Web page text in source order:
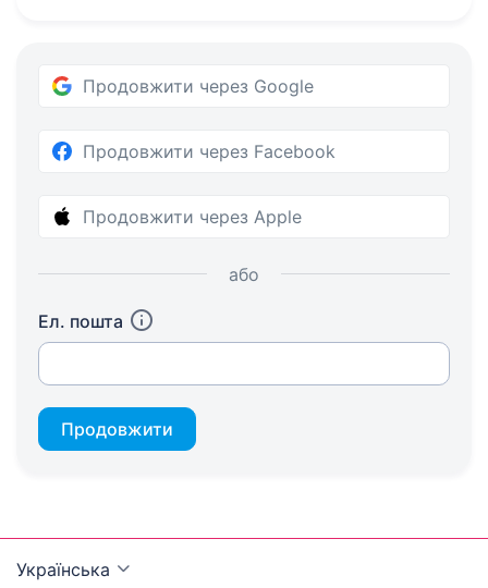
Продовжити через Google
Продовжити через Facebook
Продовжити через Apple
або
Ел. пошта
Продовжити
Українська